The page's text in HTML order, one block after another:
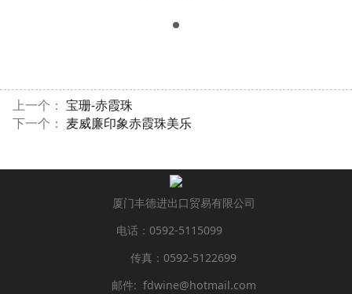
上一个： 宝珊-赤霞珠
下一个： 麦威廉印象赤霞珠美乐
厦门丰德进出口贸易有限公司
电话：0592-5115099
传真：0592-5122699
邮件: fdwine@hotmail.com